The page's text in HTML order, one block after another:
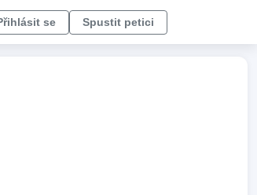
se Spustit petici